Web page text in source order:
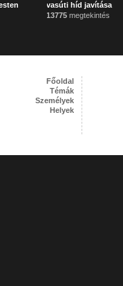
vasúti híd javítása
13775 megtekintés
Főoldal
Témák
Személyek
Helyek